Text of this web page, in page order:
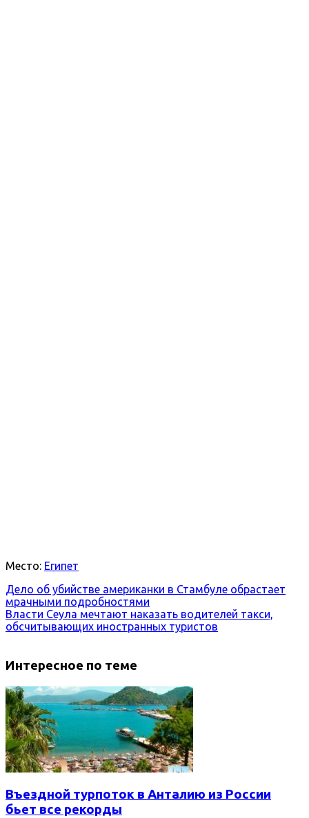
Место: Египет
Дело об убийстве американки в Стамбуле обрастает
мрачными подробностями
Власти Сеула мечтают наказать водителей такси,
обсчитывающих иностранных туристов
Интересное по теме
Въездной турпоток в Анталию из России
бьет все рекорды